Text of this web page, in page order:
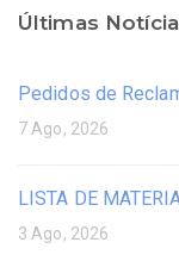
Últimas
Pedidos de
7 Ago, 2026
LISTA DE
3 Ago, 2026